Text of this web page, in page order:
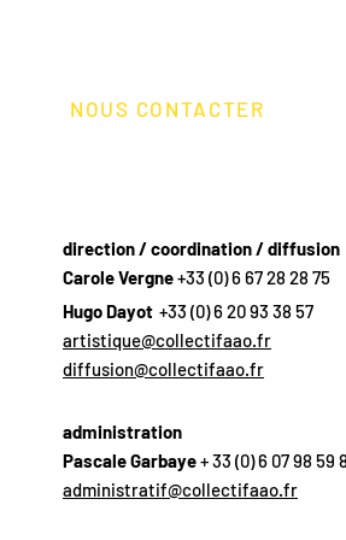
NOUS CONTACTER
direction / coordination / diffusion
Carole Vergne+33 (0) 6 67 28 28 75
Hugo Dayot +33 (0) 6 20 93 38 57
artistique@collectifaao.fr
diffusion@collectifaao.fr
administration
Pascale Garbaye+ 33 (0) 6 07 98 59
administratif@collectifaao.fr